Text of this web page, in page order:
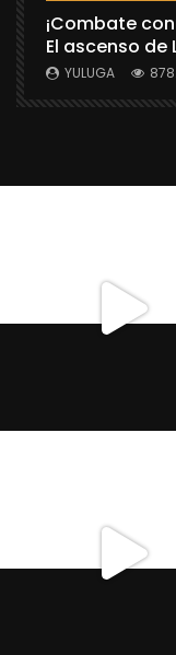
¡Combate
El ascenso de
YULUGA